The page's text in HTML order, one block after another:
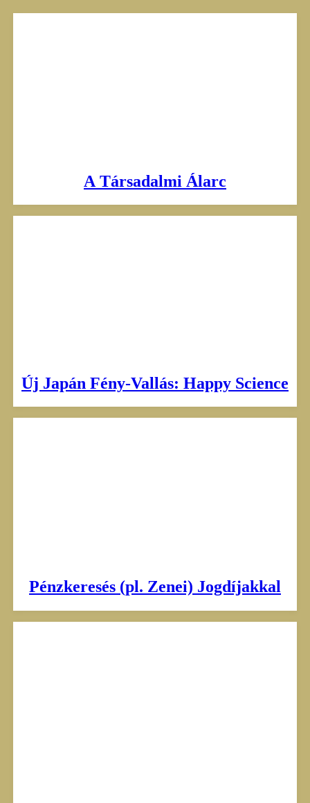
Skip
A Társadalmi Álarc
Új Japán Fény-Vallás: Happy Science
Pénzkeresés (pl. Zenei) Jogdíjakkal